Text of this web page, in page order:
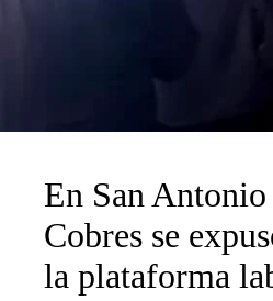
En San
Cobres se
la plataforma